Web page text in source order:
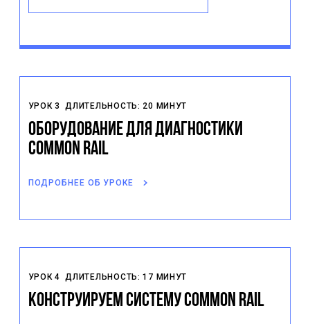
УРОК 3 ДЛИТЕЛЬНОСТЬ: 20 МИНУТ
Оборудование для диагностики
Common Rail
ПОДРОБНЕЕ ОБ УРОКЕ
УРОК 4 ДЛИТЕЛЬНОСТЬ: 17 МИНУТ
Конструируем систему Common Rail